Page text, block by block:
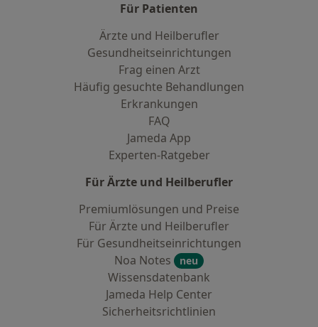
Für Patienten
Ärzte und Heilberufler
Gesundheitseinrichtungen
Frag einen Arzt
Häufig gesuchte Behandlungen
Erkrankungen
FAQ
Jameda App
Experten-Ratgeber
Für Ärzte und Heilberufler
Premiumlösungen und Preise
Für Ärzte und Heilberufler
Für Gesundheitseinrichtungen
Noa Notes
neu
Wissensdatenbank
Jameda Help Center
Sicherheitsrichtlinien